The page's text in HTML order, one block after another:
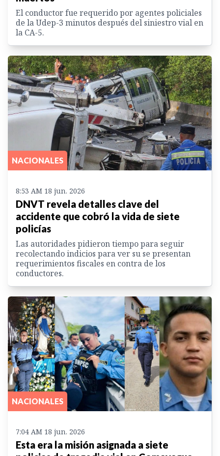
El conductor fue requerido por agentes policiales
de la Udep-3 minutos después del siniestro vial en
la CA-5.
NACIONALES
8:53 AM 18 jun. 2026
DNVT revela detalles clave del
accidente que cobró la vida de siete
policías
Las autoridades pidieron tiempo para seguir
recolectando indicios para ver su se presentan
requerimientos fiscales en contra de los
conductores.
NACIONALES
7:04 AM 18 jun. 2026
Esta era la misión asignada a siete